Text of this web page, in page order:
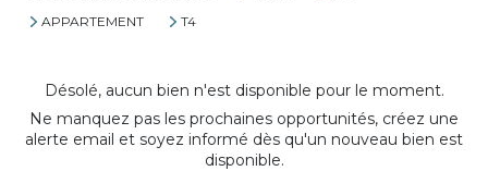
APPARTEMENT
T4
Désolé, aucun bien n'est disponible pour le moment.
Ne manquez pas les prochaines opportunités, créez une
alerte email et soyez informé dès qu'un nouveau bien est
disponible.